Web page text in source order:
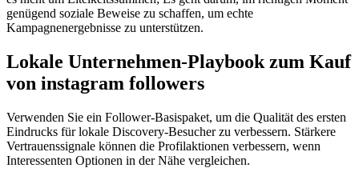
genügend soziale Beweise zu schaffen, um echte
Kampagnenergebnisse zu unterstützen.
Lokale Unternehmen-Playbook zum Kauf
von instagram followers
Verwenden Sie ein Follower-Basispaket, um die Qualität des ersten
Eindrucks für lokale Discovery-Besucher zu verbessern. Stärkere
Vertrauenssignale können die Profilaktionen verbessern, wenn
Interessenten Optionen in der Nähe vergleichen.